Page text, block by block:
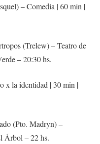
– Comedia | 60 min |
(Trelew) – Teatro de
– 20:30 hs.
x la identidad | 30 min |
(Pto. Madryn) –
Árbol – 22 hs.